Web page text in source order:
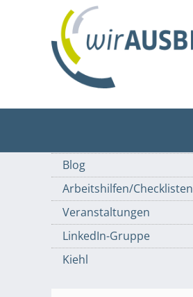
Blog
Arbeitshilfen/Checklisten
Veranstaltungen
LinkedIn-Gruppe
Kiehl